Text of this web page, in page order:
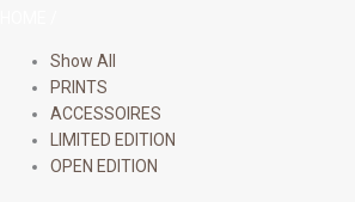
Show All
PRINTS
ACCESSOIRES
LIMITED EDITION
OPEN EDITION